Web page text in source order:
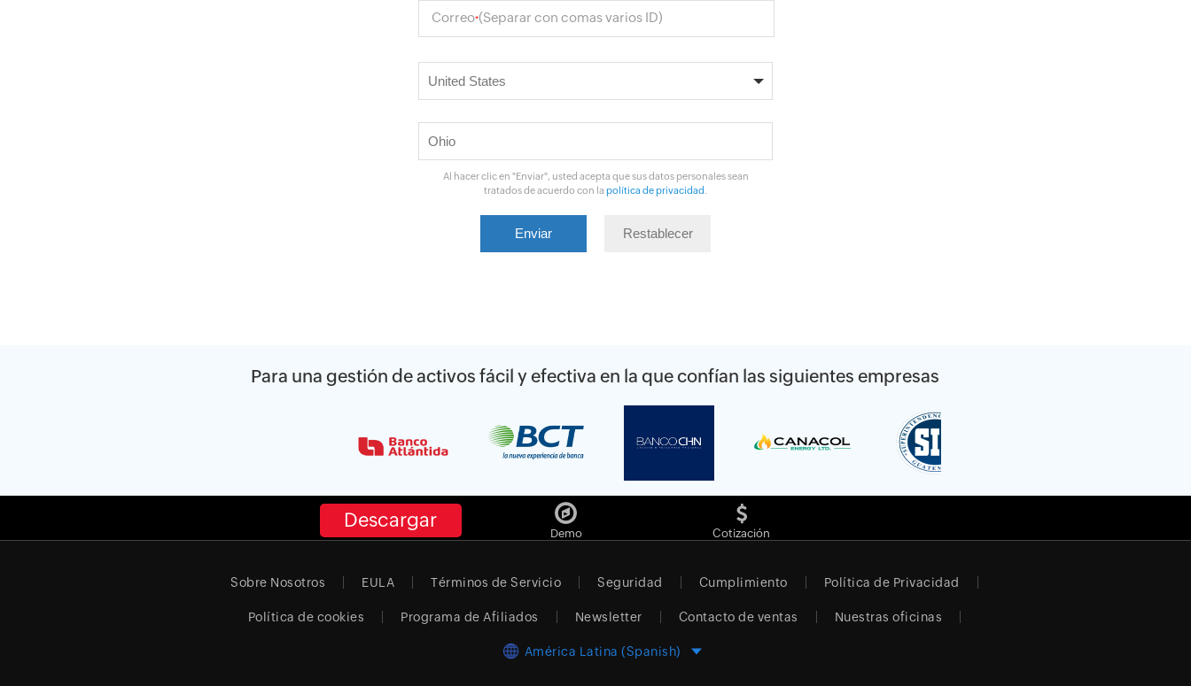
Correo*(Separar con comas varios ID)
Al hacer clic en "Enviar", usted acepta que sus datos personales sean
tratados de acuerdo con la política de privacidad
Para una gestión de activos fácil y efectiva en la que confían las siguientes empresas
Descargar
Demo Cotización
Sobre Nosotros EULA Términos de Servicio Seguridad Cumplimiento Política de Privacidad
Política de cookies Programa de Afiliados Newsletter Contacto de ventas Nuestras oficinas
América Latina (Spanish)